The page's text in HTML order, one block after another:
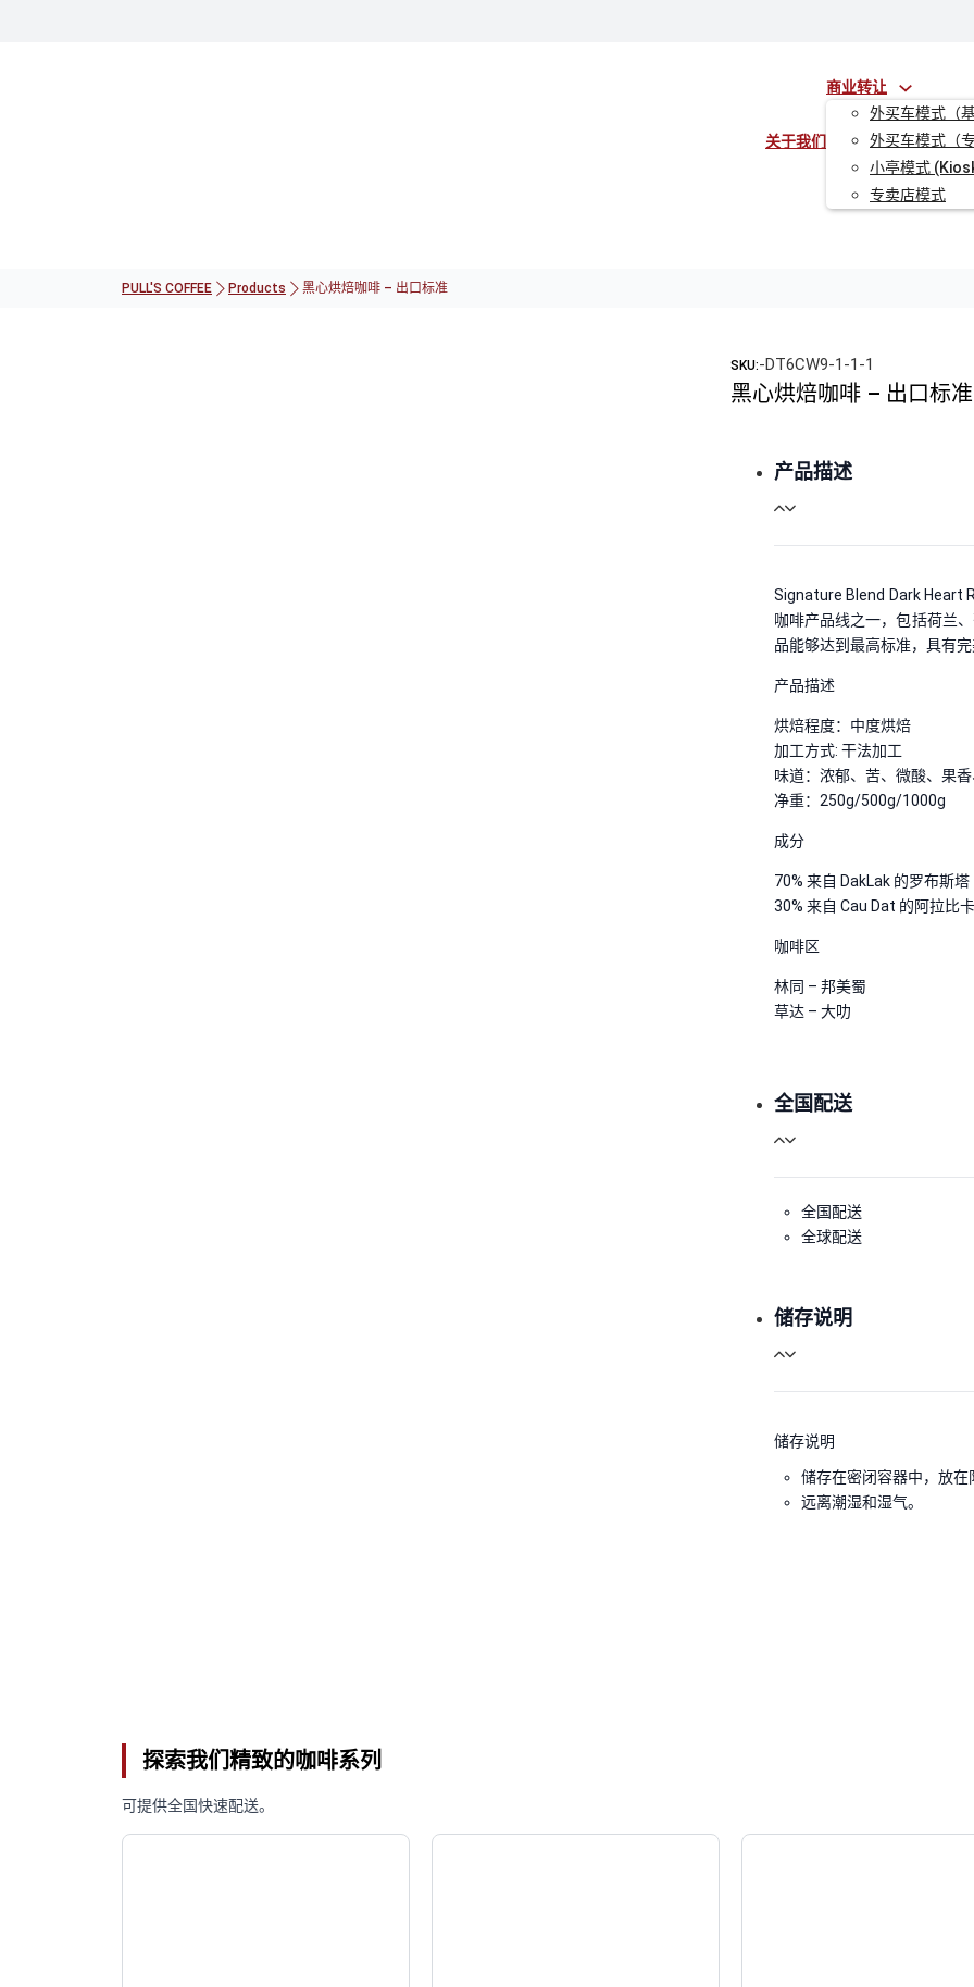
关于我们
商业转让
外买车模式（基
外买车模式（专
小亭模式
专卖店模式
PULL'S COFFEE Products 黑心烘焙咖啡 – 出口标准
SKU:-DT6CW9-1-1-1
黑心烘焙咖啡 – 出口标准
产品描述
Signature Blend Dark Heart
咖啡产品线之一，包括荷兰
品能够达到最高标准，具有完
产品描述
烘焙程度：中度烘焙
加工方式: 干法加工
味道：浓郁、苦、微酸、果
净重：250g/500g/1000g
成分
70% 来自 DakLak 的罗布斯塔
30% 来自 Cau Dat 的阿拉比
咖啡区
林同 – 邦美蜀
草达 – 大叻
全国配送
全国配送
全球配送
储存说明
储存说明
储存在密闭容器中，放在
远离潮湿和湿气。
探索我们精致的咖啡系列
可提供全国快速配送。